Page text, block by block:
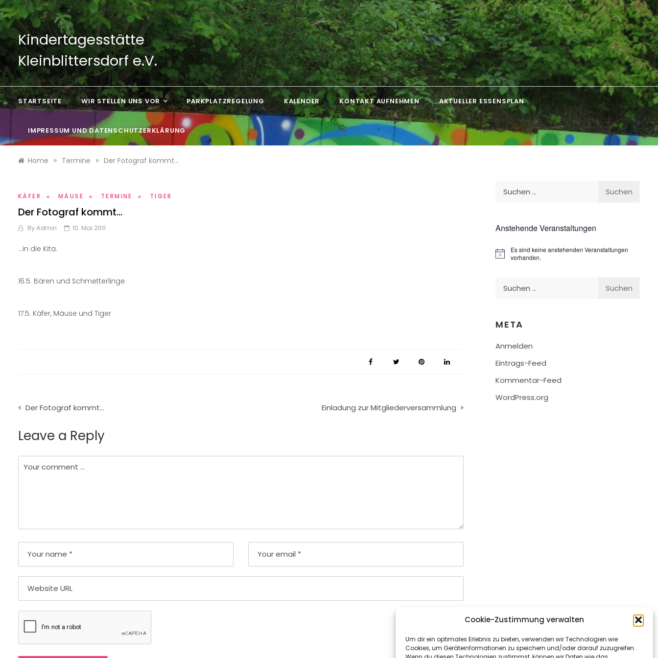
Cookie-Zustimmung verwalten
Um dir ein optimales Erlebnis zu bieten, verwenden wir Technologien wie
Cookies, um Geräteinformationen zu speichern und/oder darauf zuzugreifen.
Skip
to
content
Kindertagesstätte
Kleinblittersdorf e.V.
STARTSEITE WIR STELLEN UNS VOR PARKPLATZREGELUNG KALENDER KONTAKT AUFNEHMEN AKTUELLER ESSENSPLAN
IMPRESSUM UND DATENSCHUTZERKLÄRUNG
Home » Termine » Der Fotograf kommt…
KÄFER MÄUSE TERMINE TIGER
Der Fotograf kommt…
ByAdmin 10. Mai 2011
…in die Kita.
16.5. Bären und Schmetterlinge
17.5. Käfer, Mäuse und Tiger
Beitragsnavigation
Der Fotograf kommt… Einladung zur Mitgliederversammlung
Leave a Reply
Anstehende Veranstaltungen
Hinweis
Es sind keine anstehenden Veranstaltungen
vorhanden.
META
Anmelden
Eintrags-Feed
Kommentar-Feed
WordPress.org